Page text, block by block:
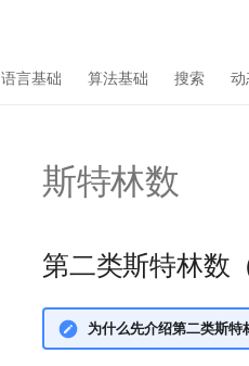
语言基础 算法基础 搜索 动
斯特林数
第二类斯特林数
为什么先介绍第二类斯特